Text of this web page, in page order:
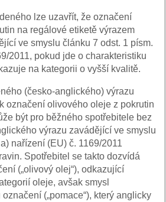
lze uzavřít, že označení
na regálové etiketě výrazem
ve smyslu článku 7 odst. 1 písm.
2011, pokud jde o charakteristiku
na kategorii o vyšší kvalitě.
(česko-anglického) výrazu
označení olivového oleje z pokrutin
být pro běžného spotřebitele bez
výrazu zavádějící ve smyslu
nařízení (EU) č. 1169/2011
Spotřebitel se takto dozvídá
(„olivový olej“), odkazující
oleje, avšak smysl
(„pomace“), který anglicky